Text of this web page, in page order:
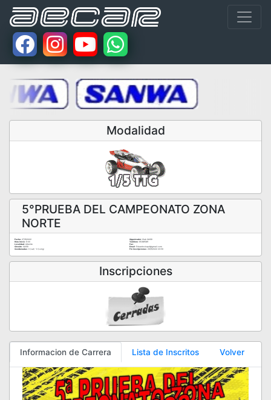
Modalidad
5°PRUEBA DEL CAMPEONATO ZONA
NORTE
Fecha:27/11/2022 Organizador:
Club CAVDI
Hora Inicio:
Teléfono:
653815811
Localidad:
Alberite
Fax:
Circuito:
CAVDI Email:
Eduardoskap4@gmail.com
Coordenadas:
0 (Lat) - 0 (Long) Fin Inscripciones:26/11/2022 23:59
Inscripciones
Informacion de Carrera Lista de Inscritos Volver